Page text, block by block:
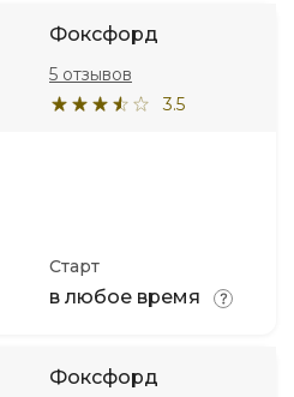
Фоксфорд
3.5
5 отзывов
Старт
в любое время
Фоксфорд